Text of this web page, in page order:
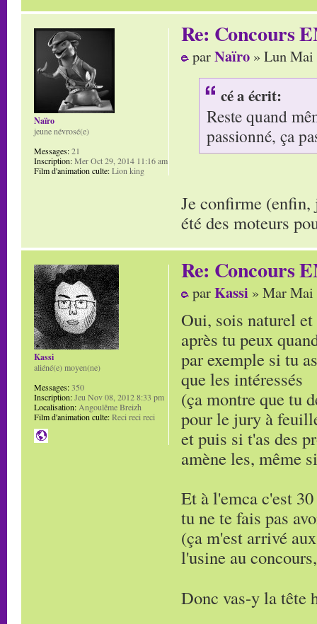
Re: Concours
parNaïro » Lun Mai
cé a écrit:
Reste quand
passionné, ça
Je confirme (enfin,
été des moteurs
Naïro
jeune névrosé(e)
Messages:21
Inscription:Mer Oct 29, 2014 11:16 am
Film d'animation culte:Lion king
Re: Concours
parKassi » Mar Mai
Oui, sois naturel
après tu peux
par exemple si tu
que les intéressés
(ça montre que tu
pour le jury à
et puis si t'as des
amène les, même
Et à l'emca c'est
tu ne te fais pas
(ça m'est arrivé
l'usine au
Donc vas-y la tête
Kassi
aliéné(e) moyen(ne)
Messages:350
Inscription:Jeu Nov 08, 2012 8:33 pm
Localisation: Angoulême Breizh
Film d'animation culte:Reci reci reci